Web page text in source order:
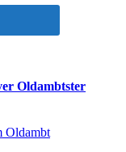
Oldambtster
Oldambt